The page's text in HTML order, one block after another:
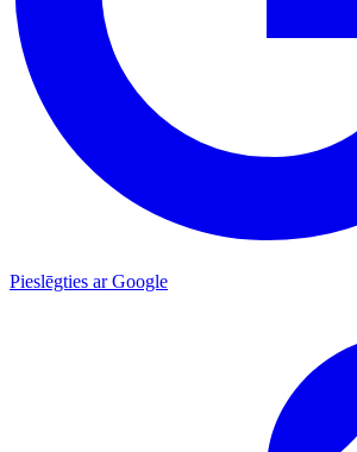
Pieslēgties ar Google